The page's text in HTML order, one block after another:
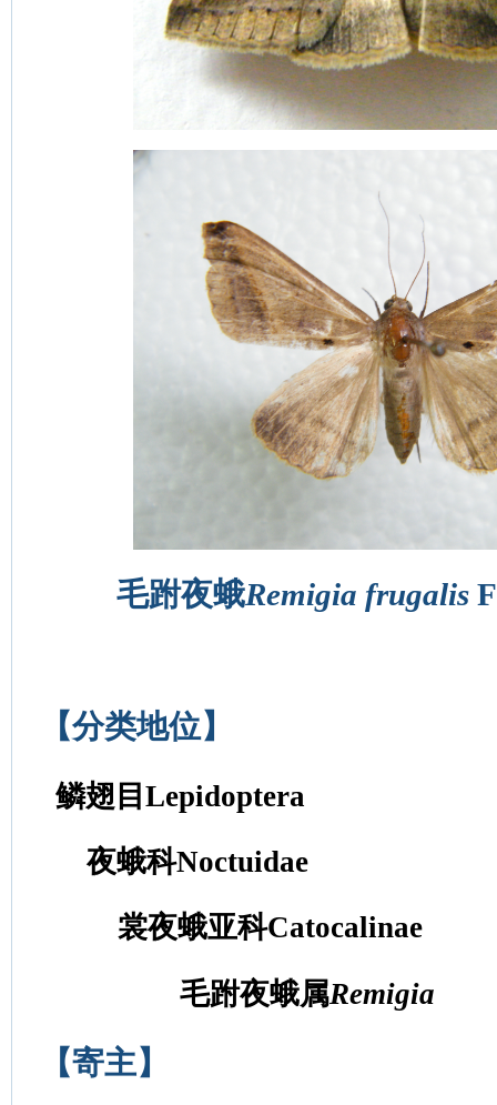
毛跗夜蛾Remigia frugalis
【分类地位】
鳞翅目Lepidoptera
夜蛾科Noctuidae
裳夜蛾亚科Catocalinae
毛跗夜蛾属Remigia
【寄主】